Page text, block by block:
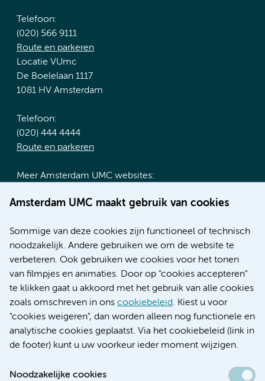
Amsterdam UMC maakt gebruik van cookies
Sommige van deze cookies zijn functioneel of technisch
noodzakelijk. Andere gebruiken we om de website te
verbeteren. Ook gebruiken we cookies voor het tonen
van filmpjes en animaties. Door op "cookies accepteren"
te klikken gaat u akkoord met het gebruik van alle cookies
zoals omschreven in ons cookiebeleid. Kiest u voor
"cookies weigeren", dan worden alleen nog functionele en
analytische cookies geplaatst. Via het cookiebeleid (link in
de footer) kunt u uw voorkeur ieder moment wijzigen.
Noodzakelijke cookies
Telefoon:
(020) 566 9111
Route en parkeren
Locatie VUmc
De Boelelaan 1117
1081 HV Amsterdam
Telefoon:
(020) 444 4444
Route en parkeren
Meer Amsterdam UMC websites:
Werken bij Amsterdam UMC
Nieuws
Research
Educatie locatie AMC
Educatie locatie VUmc
Verwijzen & diagnostiek